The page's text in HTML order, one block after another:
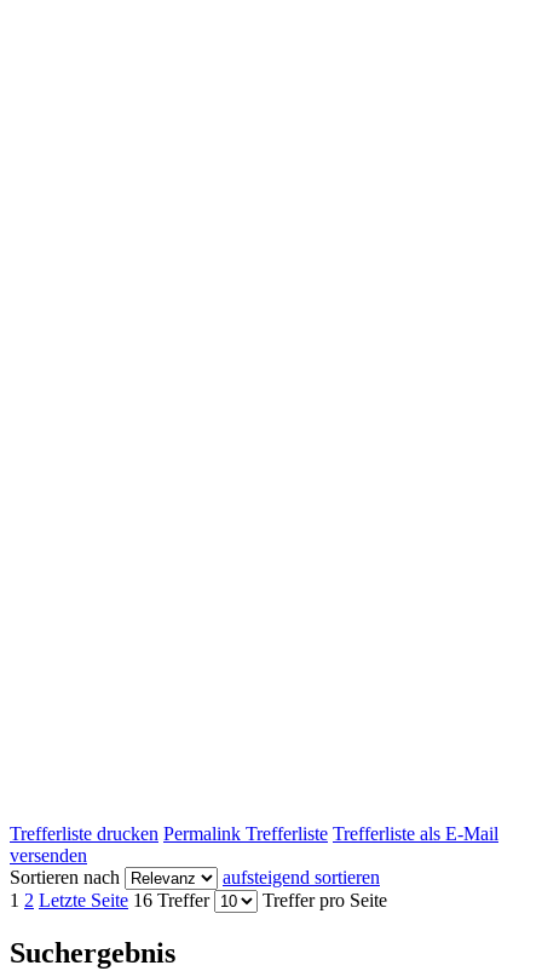
Trefferliste drucken Permalink Trefferliste Trefferliste als E-Mail
versenden
Sortieren nach
aufsteigend sortieren
1 2 Letzte Seite 16 Treffer Treffer pro Seite
Suchergebnis